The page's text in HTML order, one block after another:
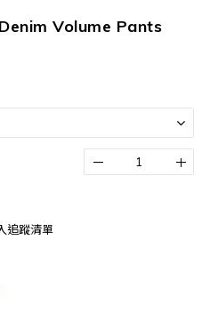
Volume Pants
追蹤清單